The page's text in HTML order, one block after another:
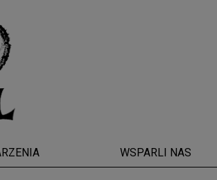
WSPARLI NAS